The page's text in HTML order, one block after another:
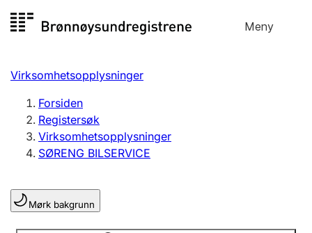
til
Meny
Registersøk
Aksjeselskap
Enkeltpersonforetak
Registrere, endre, slette
Lag og forening
Virksomhetsopplysninger
Forsiden
Registersøk
Virksomhetsopplysninger
SØRENG BILSERVICE
Mørk bakgrunn